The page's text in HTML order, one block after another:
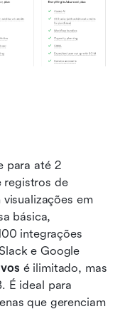
para até 2
registros de
em
básica,
integrações
e Google
é ilimitado, mas
É ideal para
que gerenciam